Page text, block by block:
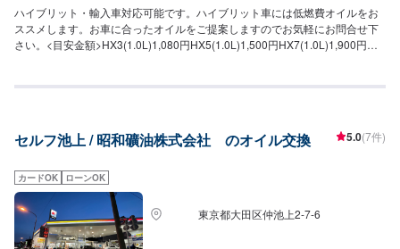
ハイブリット・輸入車対応可能です。ハイブリット車には低燃費オイルをお
ススメします。お車に合ったオイルをご提案しますのでお気軽にお問合せ下
さい。<目安金額>HX3(1.0L)1,080円HX5(1.0L)1,500円HX7(1.0L)1,900円ウ
セルフ池上 / 昭和礦油株式会社 のオイル交換 5.0(7件)
カードOK ローンOK
東京都大田区仲池上2-7-6